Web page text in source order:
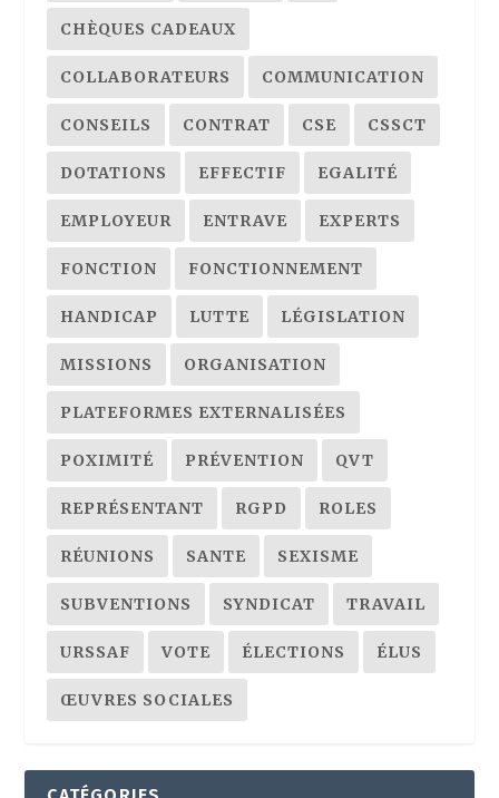
CHÈQUES CADEAUX
COLLABORATEURS COMMUNICATION
CONSEILS CONTRAT CSE CSSCT
DOTATIONS EFFECTIF EGALITÉ
EMPLOYEUR ENTRAVE EXPERTS
FONCTION FONCTIONNEMENT
HANDICAP LUTTE LÉGISLATION
MISSIONS ORGANISATION
PLATEFORMES EXTERNALISÉES
POXIMITÉ PRÉVENTION QVT
REPRÉSENTANT RGPD ROLES
RÉUNIONS SANTE SEXISME
SUBVENTIONS SYNDICAT TRAVAIL
URSSAF VOTE ÉLECTIONS ÉLUS
ŒUVRES SOCIALES